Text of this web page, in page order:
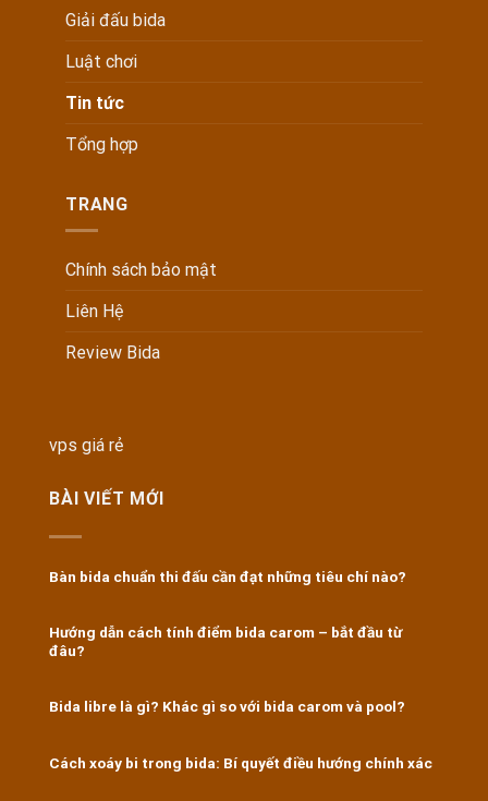
Giải đấu bida
Luật chơi
Tin tức
Tổng hợp
TRANG
Chính sách bảo mật
Liên Hệ
Review Bida
vps giá rẻ
BÀI VIẾT MỚI
Bàn bida chuẩn thi đấu cần đạt những tiêu chí nào?
Hướng dẫn cách tính điểm bida carom – bắt đầu từ
đâu?
Bida libre là gì? Khác gì so với bida carom và pool?
Cách xoáy bi trong bida: Bí quyết điều hướng chính xác